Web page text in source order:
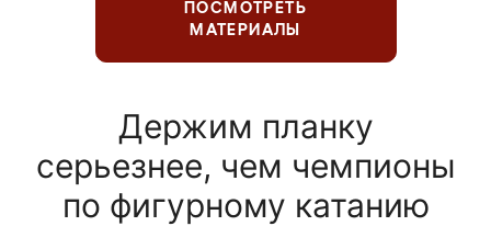
ПОСМОТРЕТЬ
МАТЕРИАЛЫ
Держим планку
серьезнее, чем чемпионы
по фигурному катанию